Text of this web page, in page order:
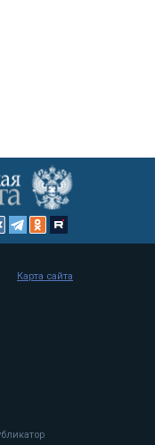
Карта сайта